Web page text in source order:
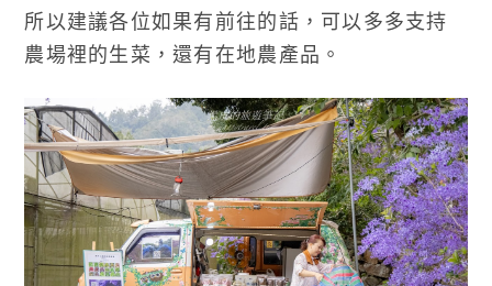
所以建議各位如果有前往的話，可以多多支持
農場裡的生菜，還有在地農產品。